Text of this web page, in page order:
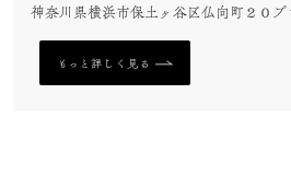
神奈川県横浜市保土ヶ谷区仏向町２０プ
もっと詳しく見る